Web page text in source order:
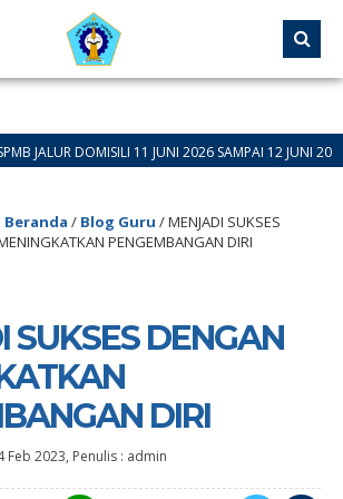
11 JUNI 2026 SAMPAI 12 JUNI 2026
Beranda / Blog Guru /MENJADI SUKSES
PENGEMBANGAN DIRI
SUKSES DENGAN
DIRI
Feb 2023, Penulis : admin